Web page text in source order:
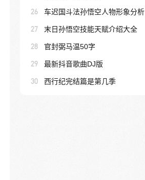
26 车迟国斗法孙悟空人物形象分析
27 末日孙悟空技能天赋介绍大全
28 官封弼马温50字
29 最新抖音歌曲DJ版
30 西行纪完结篇是第几季